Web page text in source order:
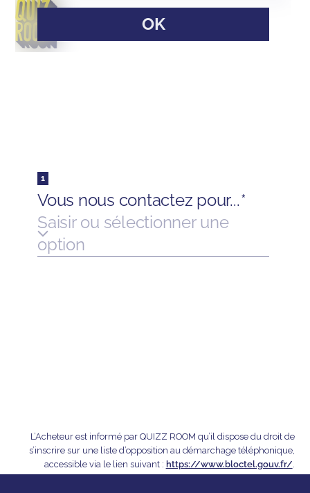
L’Acheteur est informé par QUIZZ ROOM qu’il dispose du droit de
s’inscrire sur une liste d’opposition au démarchage téléphonique,
accessible via le lien suivant : https://www.bloctel.gouv.fr/